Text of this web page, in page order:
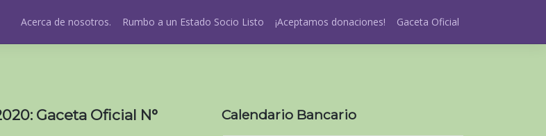
Acerca de nosotros. Rumbo a un Estado Socio Listo ¡Aceptamos donaciones! Gaceta Oficial
Gaceta Oficial N°
Calendario Bancario